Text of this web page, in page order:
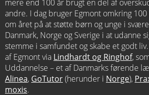
mere end 100 år brugt en del af
andre. I dag bruger Egmont omkring
om året på at støtte børn og unge i
Danmark, Norge og Sverige i at udanne
stemme i samfundet og skabe et godt
af Egmont via Lindhardt og Ringhof,
Uddannelse – et af Danmarks førende
Alinea, GoTutor(herunder i Norge),
moxis.